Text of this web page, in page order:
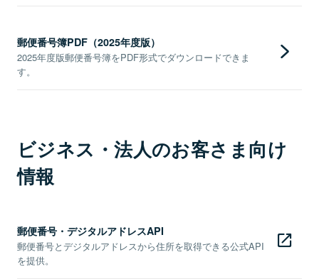
郵便番号簿PDF（2025年度版）
2025年度版郵便番号簿をPDF形式でダウンロードできま
す。
ビジネス・法人のお客さま向け
情報
郵便番号・デジタルアドレスAPI
郵便番号とデジタルアドレスから住所を取得できる公式API
を提供。